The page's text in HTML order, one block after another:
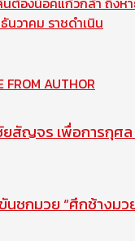
นวาคม ราชดำเนิน
FROM AUTHOR
สัญจร เพื่อการกุศ
นชกมวย “ศึกช้างม